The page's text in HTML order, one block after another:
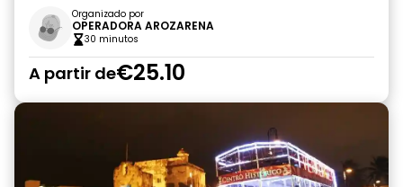
Organizado por
OPERADORA AROZARENA
30 minutos
A partir de€25.10